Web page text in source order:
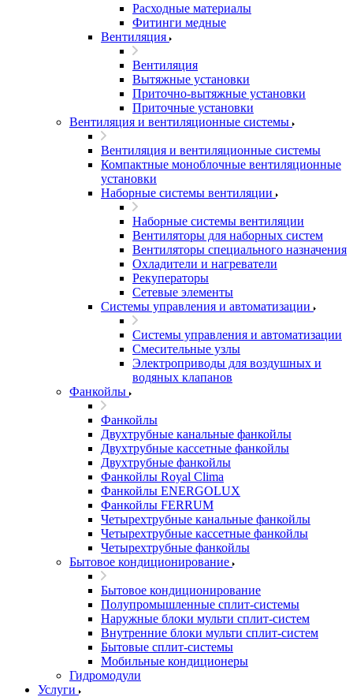
Расходные материалы
Фитинги медные
Вентиляция
Вентиляция
Вытяжные установки
Приточно-вытяжные установки
Приточные установки
Вентиляция и вентиляционные системы
Вентиляция и вентиляционные системы
Компактные моноблочные вентиляционные
установки
Наборные системы вентиляции
Наборные системы вентиляции
Вентиляторы для наборных систем
Вентиляторы специального назначения
Охладители и нагреватели
Рекуператоры
Сетевые элементы
Системы управления и автоматизации
Системы управления и автоматизации
Смесительные узлы
Электроприводы для воздушных и
водяных клапанов
Фанкойлы
Фанкойлы
Двухтрубные канальные фанкойлы
Двухтрубные кассетные фанкойлы
Двухтрубные фанкойлы
Фанкойлы Royal Clima
Фанкойлы ENERGOLUX
Фанкойлы FERRUM
Четырехтрубные канальные фанкойлы
Четырехтрубные кассетные фанкойлы
Четырехтрубные фанкойлы
Бытовое кондиционирование
Бытовое кондиционирование
Полупромышленные сплит-системы
Наружные блоки мульти сплит-систем
Внутренние блоки мульти сплит-систем
Бытовые сплит-системы
Мобильные кондиционеры
Гидромодули
Услуги